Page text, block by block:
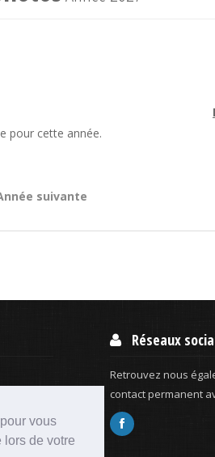
vous
de votre
pour cette année.
suivante
Réseaux
Retrouvez nous
contact permanent